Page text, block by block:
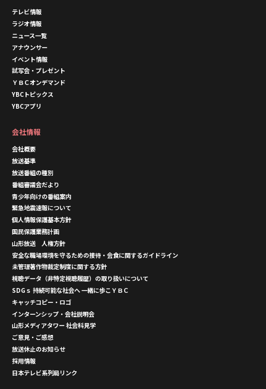
テレビ情報
ラジオ情報
ニュース一覧
アナウンサー
イベント情報
試写会・プレゼント
ＹＢＣオンデマンド
YBCトピックス
YBCアプリ
会社情報
会社概要
放送基準
放送番組の種別
番組審議会だより
青少年向けの番組案内
緊急地震速報について
個人情報保護基本方針
国民保護業務計画
山形放送 人権方針
安全な職場環境を守るための接待・会食に関するガイドライン
未管理著作物裁定制度に関する方針
視聴データ（非特定視聴履歴）の取り扱いについて
SDGｓ 持続可能な社会へ 一緒に歩こＹＢＣ
キャッチコピー・ロゴ
インターンシップ・会社説明会
山形メディアタワー 社会科見学
ご意見・ご感想
放送休止のお知らせ
採用情報
日本テレビ系列局リンク